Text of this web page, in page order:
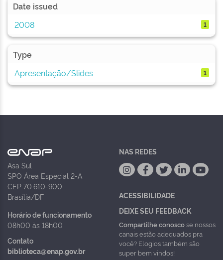
Date issued
2008
1
Type
Apresentação/Slides
1
Asa Sul
SPO Área Especial 2-A
CEP 70.610-900
Brasília/DF
Horário de funcionamento
08h00 às 18h00
Contato
biblioteca@enap.gov.br
NAS REDES
ACESSIBILIDADE
DEIXE SEU FEEDBACK
Compartilhe conoscose nossos
canais estão adequados pra
você? Elogios também são
super bem vindos!